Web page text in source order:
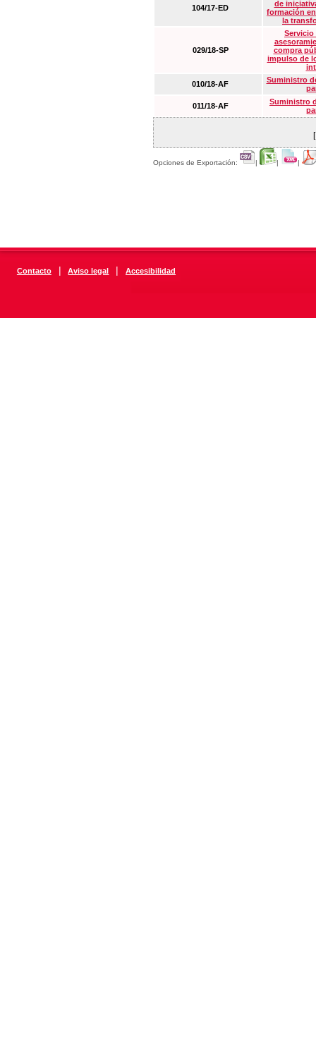
104/17-ED
de
formación
la
029/18-SP
Servicio
compra
impulso de
010/18-AF
Suministro
011/18-AF
Suministro
Opciones de Exportación: | | |
Contacto | Aviso legal | Accesibilidad